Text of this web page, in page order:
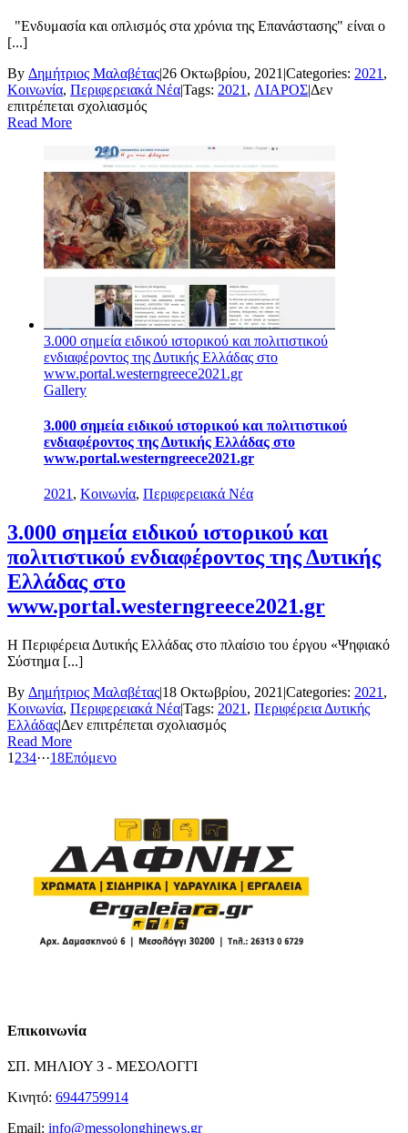
"Ενδυμασία και οπλισμός στα χρόνια της Επανάστασης" είναι ο
[...]
By Δημήτριος Μαλαβέτας|26 Οκτωβρίου, 2021 |Categories: 2021 ,
Κοινωνία, Περιφερειακά Νέα|Tags: 2021 , ΛΙΑΡΟΣ|Δεν
επιτρέπεται σχολιασμόςστο
28η
Οκτωβρίου
τα
εγκαίνια
της
έκθεσης
“Ενδυμασία
και
οπλισμός
στα
χρόνια
της
Επανάστασης”
Read More
3.000 σημεία ειδικού ιστορικού και πολιτιστικού
ενδιαφέροντος της Δυτικής Ελλάδας στο
www.portal.westerngreece2021.gr
Gallery
3.000 σημεία ειδικού ιστορικού και πολιτιστικού
ενδιαφέροντος της Δυτικής Ελλάδας στο
www.portal.westerngreece2021.gr
2021, Κοινωνία, Περιφερειακά Νέα
3.000 σημεία ειδικού ιστορικού και
πολιτιστικού ενδιαφέροντος της Δυτικής
Ελλάδας στο
www.portal.westerngreece2021.gr
Η Περιφέρεια Δυτικής Ελλάδας στο πλαίσιο του έργου «Ψηφιακό
Σύστημα [...]
By Δημήτριος Μαλαβέτας|18 Οκτωβρίου, 2021 |Categories: 2021 ,
Κοινωνία, Περιφερειακά Νέα|Tags: 2021 , Περιφέρεια Δυτικής
Ελλάδας|Δεν επιτρέπεται σχολιασμόςστο
πολιτιστικού
ενδιαφέροντος
της
Δυτικής
Ελλάδας
στο
Read More
1 234···18Επόμενο
Επικοινωνία
ΣΠ. ΜΗΛΙΟΥ 3 - ΜΕΣΟΛΟΓΓΙ
Κινητό: 6944759914
Email: info@messolonghinews.gr